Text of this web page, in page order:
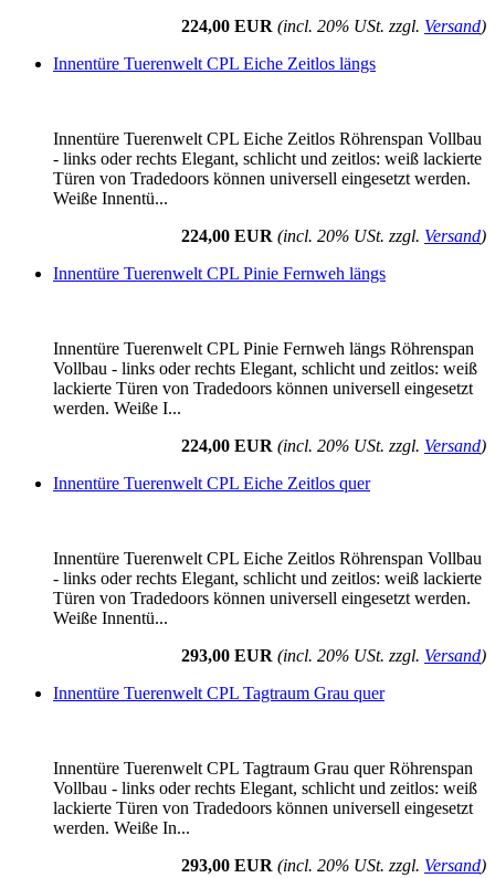
224,00 EUR (incl. 20% USt. zzgl. Versand)
Innentüre Tuerenwelt CPL Eiche Zeitlos längs
Innentüre Tuerenwelt CPL Eiche Zeitlos Röhrenspan Vollbau
- links oder rechts Elegant, schlicht und zeitlos: weiß lackierte
Türen von Tradedoors können universell eingesetzt werden.
Weiße Innentü...
224,00 EUR (incl. 20% USt. zzgl. Versand)
Innentüre Tuerenwelt CPL Pinie Fernweh längs
Innentüre Tuerenwelt CPL Pinie Fernweh längs Röhrenspan
Vollbau - links oder rechts Elegant, schlicht und zeitlos: weiß
lackierte Türen von Tradedoors können universell eingesetzt
werden. Weiße I...
224,00 EUR (incl. 20% USt. zzgl. Versand)
Innentüre Tuerenwelt CPL Eiche Zeitlos quer
Innentüre Tuerenwelt CPL Eiche Zeitlos Röhrenspan Vollbau
- links oder rechts Elegant, schlicht und zeitlos: weiß lackierte
Türen von Tradedoors können universell eingesetzt werden.
Weiße Innentü...
293,00 EUR (incl. 20% USt. zzgl. Versand)
Innentüre Tuerenwelt CPL Tagtraum Grau quer
Innentüre Tuerenwelt CPL Tagtraum Grau quer Röhrenspan
Vollbau - links oder rechts Elegant, schlicht und zeitlos: weiß
lackierte Türen von Tradedoors können universell eingesetzt
werden. Weiße In...
293,00 EUR (incl. 20% USt. zzgl. Versand)